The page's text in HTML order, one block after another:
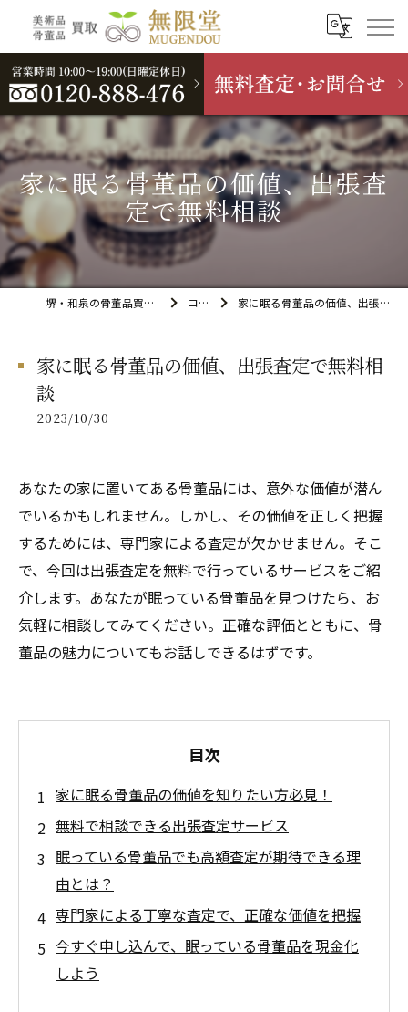
家に眠る骨董品の価値、出張査
定で無料相談
堺・和泉の骨董品買取なら無限堂 コラム 家に眠る骨董品の価値、出張査定で無料相談
家に眠る骨董品の価値、出張査定で無料相
談
2023/10/30
あなたの家に置いてある骨董品には、意外な価値が潜ん
でいるかもしれません。しかし、その価値を正しく把握
するためには、専門家による査定が欠かせません。そこ
で、今回は出張査定を無料で行っているサービスをご紹
介します。あなたが眠っている骨董品を見つけたら、お
気軽に相談してみてください。正確な評価とともに、骨
董品の魅力についてもお話しできるはずです。
目次
家に眠る骨董品の価値を知りたい方必見！
無料で相談できる出張査定サービス
眠っている骨董品でも高額査定が期待できる理
由とは？
専門家による丁寧な査定で、正確な価値を把握
今すぐ申し込んで、眠っている骨董品を現金化
しよう